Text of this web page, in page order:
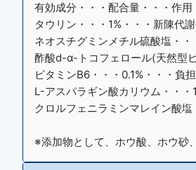
有効成分・・・配合量・・・作用
タウリン・・・1%・・・新陳代
ネオスチグミンメチル硫酸塩・
酢酸d-α-トコフェロール(天然型
ビタミンB6・・・0.1%・・・負
L-アスパラギン酸カリウム・・・
クロルフェニラミンマレイン酸
※添加物として、ホウ酸、ホウ砂